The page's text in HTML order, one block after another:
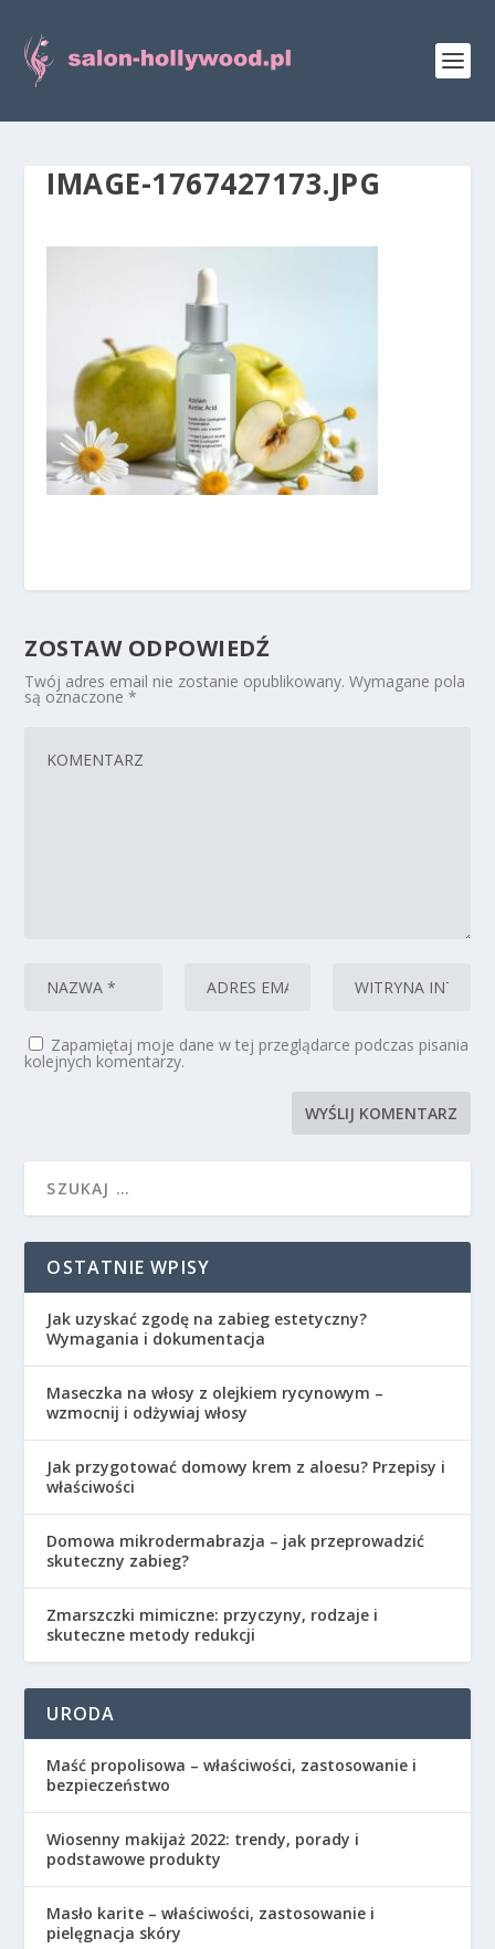
IMAGE-1767427173.JPG
ZOSTAW ODPOWIEDŹ
Twój adres email nie zostanie opublikowany. Wymagane pola
są oznaczone*
Zapamiętaj moje dane w tej przeglądarce podczas pisania
kolejnych komentarzy.
OSTATNIE WPISY
Jak uzyskać zgodę na zabieg estetyczny?
Wymagania i dokumentacja
Maseczka na włosy z olejkiem rycynowym –
wzmocnij i odżywiaj włosy
Jak przygotować domowy krem z aloesu? Przepisy i
właściwości
Domowa mikrodermabrazja – jak przeprowadzić
skuteczny zabieg?
Zmarszczki mimiczne: przyczyny, rodzaje i
skuteczne metody redukcji
URODA
Maść propolisowa – właściwości, zastosowanie i
bezpieczeństwo
Wiosenny makijaż 2022: trendy, porady i
podstawowe produkty
Masło karite – właściwości, zastosowanie i
pielęgnacja skóry